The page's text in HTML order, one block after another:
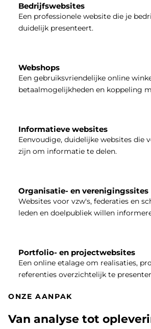
Bedrijfswebsites
Een professionele website die je
duidelijk presenteert.
Webshops
Een gebruiksvriendelijke online
betaalmogelijkheden en koppeling
Informatieve websites
Eenvoudige, duidelijke websites die
zijn om informatie te delen.
Organisatie- en verenigingssites
Websites voor vzw's, federaties en
leden en doelpubliek willen
Portfolio- en projectwebsites
Een online etalage om realisaties,
referenties overzichtelijk te
ONZE AANPAK
Van analyse tot